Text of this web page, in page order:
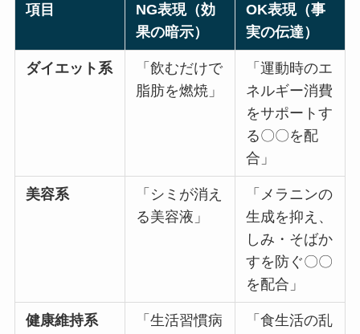
項目
NG表現（効
果の暗示）
OK表現（事
実の伝達）
ダイエット系
「飲むだけで
脂肪を燃焼」
「運動時のエ
ネルギー消費
をサポートす
る〇〇を配
合」
美容系
「シミが消え
る美容液」
「メラニンの
生成を抑え、
しみ・そばか
すを防ぐ〇〇
を配合」
健康維持系
「生活習慣病
「食生活の乱